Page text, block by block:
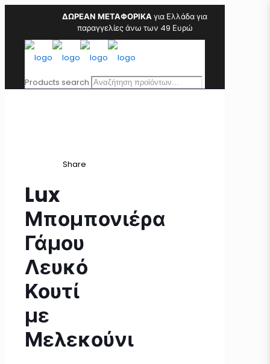
ΔΩΡΕΑΝ ΜΕΤΑΦΟΡΙΚΑγια Ελλάδα για
παραγγελίες άνω των 49 Ευρώ
Products search
Share
Lux
Μπομπονιέρα
Γάμου
Λευκό
Κουτί
με
Μελεκούνι